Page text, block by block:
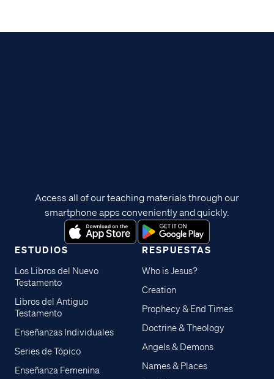
ESTUDIOS
Los Libros del Nuevo
Testamento
Libros del Antiguo
Testamento
Enseñanzas Individuales
Series de Tópico
Enseñanza Femenina
RESPUESTAS
Who is Jesus?
Creation
Prophecy & End Times
Doctrine & Theology
Angels & Demons
Names & Places
Access all of our teaching materials through our
smartphone apps conveniently and quickly.